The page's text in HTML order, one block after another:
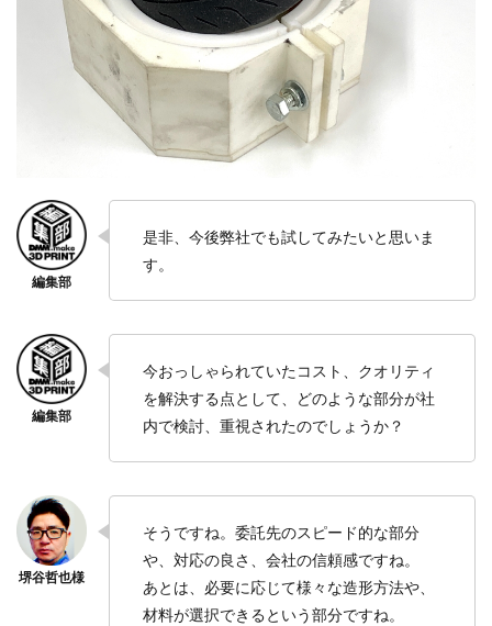
是非、今後弊社でも試してみたいと思いま
す。
今おっしゃられていたコスト、クオリティ
を解決する点として、どのような部分が社
内で検討、重視されたのでしょうか？
そうですね。委託先のスピード的な部分
や、対応の良さ、会社の信頼感ですね。
あとは、必要に応じて様々な造形方法や、
材料が選択できるという部分ですね。